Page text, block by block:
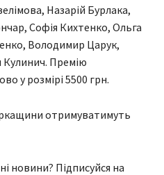
Назарій Бурлака,
Софія Кихтенко, Ольга
Володимир Царук,
Кулинич. Премію
у розмірі 5500 грн.
отримуватимуть
новини? Підписуйся на